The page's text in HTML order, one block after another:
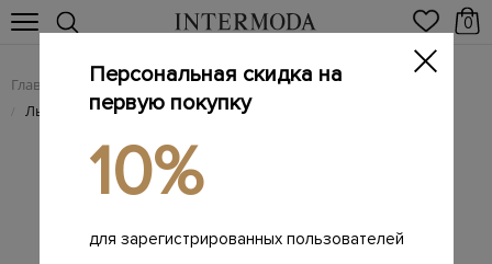
0
Главная Женщинам / Женская одежда / Женские брюки
/ Льняные кюлоты кроя на запах
Персональная скидка на
первую покупку
10%
для зарегистрированных пользователей